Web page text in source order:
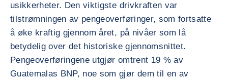
usikkerheter. Den viktigste drivkraften var
tilstrømningen av pengeoverføringer, som fortsatte
å øke kraftig gjennom året, på nivåer som lå
betydelig over det historiske gjennomsnittet.
Pengeoverføringene utgjør omtrent 19 % av
Guatemalas BNP, noe som gjør dem til en av